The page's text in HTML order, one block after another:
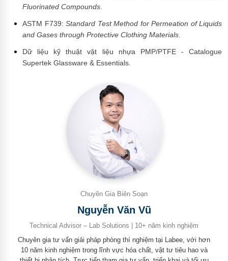
Fluorinated Compounds
ASTM F739: Standard Test Method for Permeation of Liquids
and Gases through Protective Clothing Materials
Dữ liệu kỹ thuật vật liệu nhựa PMP/PTFE - Catalogue
Supertek Glassware & Essentials.
Chuyên Gia Biên Soạn
Nguyễn Văn Vũ
Technical Advisor – Lab Solutions | 10+ năm kinh nghiệm
Chuyên gia tư vấn giải pháp phòng thí nghiệm tại Labee, với hơn
10 năm kinh nghiệm trong lĩnh vực hóa chất, vật tư tiêu hao và